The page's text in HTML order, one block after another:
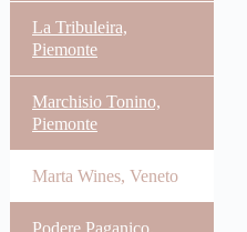
La Tribuleira,
Piemonte
Marchisio Tonino,
Piemonte
Marta Wines, Veneto
Podere Paganico,